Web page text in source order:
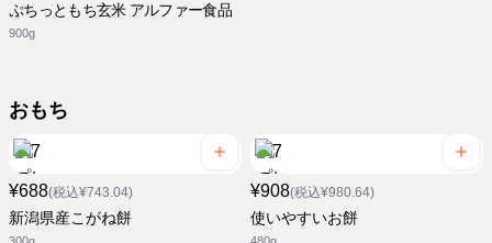
ぷちっともち玄米 アルファー食品
900g
おもち
¥688(税込¥743.04)
新潟県産こがね餅
¥908(税込¥980.64)
使いやすいお餅